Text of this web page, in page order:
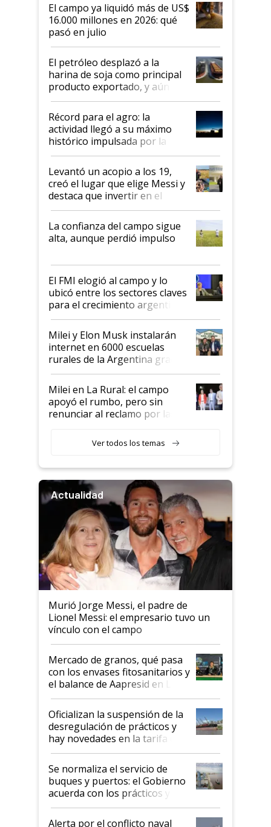
El campo ya liquidó más de US$
16.000 millones en 2026: qué
pasó en julio
El petróleo desplazó a la
harina de soja como principal
producto exportado, y aún así
el agro aportó casi seis de cada
diez dólares y sostuvo el
liderazgo en un semestre
récord
Récord para el agro: la
actividad llegó a su máximo
histórico impulsada por la
cosecha y las exportaciones
Levantó un acopio a los 19,
creó el lugar que elige Messi y
destaca que invertir en el
kirchnerismo era como "darle
plata a un hijo para droga":
Juan Félix Rossetti, el libertario
que de una dura crisis salió
de Milei
La confianza del campo sigue
alta, aunque perdió impulso
El FMI elogió al campo y lo
ubicó entre los sectores claves
para el crecimiento argentino
Milei y Elon Musk instalarán
internet en 6000 escuelas
rurales de la Argentina gracias
a un acuerdo con Starlink
Milei en La Rural: el campo
apoyó el rumbo, pero sin
renunciar al reclamo por las
Ver todos los temas
Actualidad
Murió Jorge Messi, el padre de
Lionel Messi: el empresario tuvo un
vínculo con el campo
Mercado de granos, qué pasa
con los envases fitosanitarios y
el balance de Aapresid en La
Posta
Oficializan la suspensión de la
desregulación de prácticos y
hay novedades en la tarifa de
la hidrovía
Se normaliza el servicio de
buques y puertos: el Gobierno
acuerda con los prácticos y
suspende el decreto de
desregulación
Alerta por el conflicto naval